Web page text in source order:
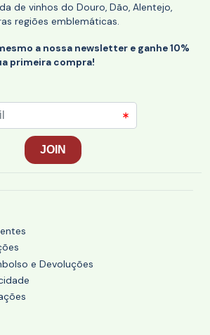
de vinhos do Douro, Dão, Alentejo,
regiões emblemáticas.
a nossa newsletter e ganhe 10%
primeira compra!
e Devoluções